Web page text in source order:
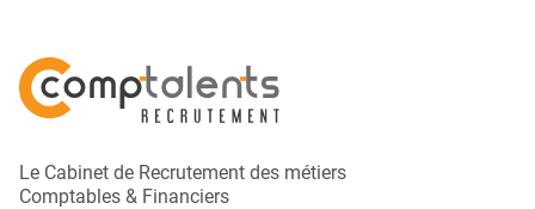
Le Cabinet de Recrutement des métiers
Comptables & Financiers